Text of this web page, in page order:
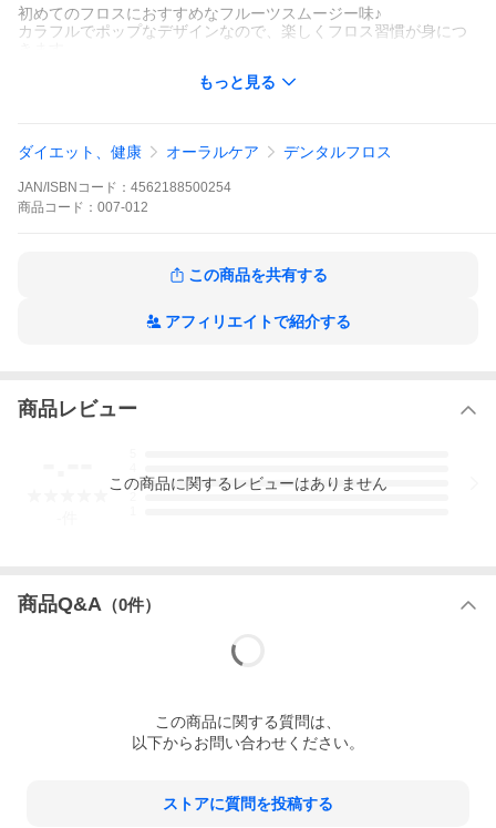
初めてのフロスにおすすめなフルーツスムージー味♪
カラフルでポップなデザインなので、楽しくフロス習慣が身につ
2箇所の持ち手部分は滑り止め付き。
プラッカーズのスーパータフロス(R)繊維は、非常に柔らかく、ほ
密閉ファスナー付きパッケージ。
フロス習慣で口の中をいつも清潔にして、歯周病・虫歯のないき
もっと見る
ダイエット、健康 オーラルケア デンタルフロス
JAN/ISBNコード： 4562188500254
商品 コード： 007-012
この商品を共有する
アフィリエイトで紹介する
商品レビュー
3
この商品に関するレビューはありません
商品Q&A （0件）
この商品に関する質問は、
以下からお問い合わせください。
ストアに質問を投稿する